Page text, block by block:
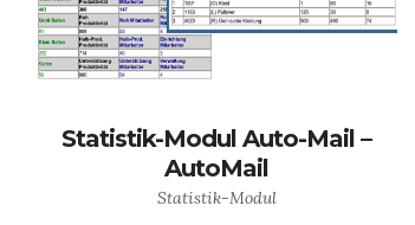
Statistik-Modul Auto-Mail –
AutoMail
Statistik-Modul